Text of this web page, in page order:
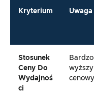
Kryterium Uwaga
Stosunek
Ceny Do
Wydajnoś
Ci